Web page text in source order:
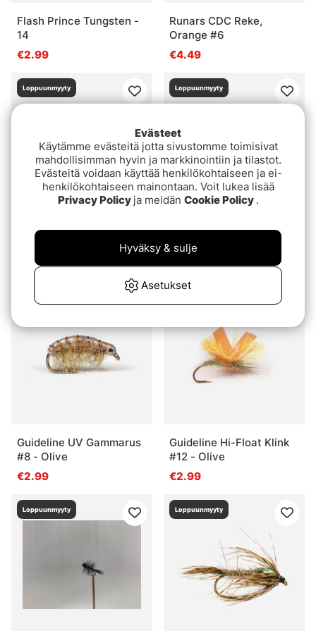
Flash Prince Tungsten -
14
€2.99
Runars CDC Reke,
Orange #6
€4.49
Loppuunmyyty
Leoshrimp Pink #6
Loppuunmyyty
Guideline UV Gammarus
#8 - Orange
€2.99
Loppuunmyyty
Guideline UV Gammarus
#8 - Olive
€2.99
Guideline Hi-Float Klink
#12 - Olive
€2.99
Loppuunmyyty Loppuunmyyty
Evästeet
Käytämme evästeitä jotta sivustomme toimisivat
mahdollisimman hyvin ja markkinointiin ja tilastot.
Evästeitä voidaan käyttää henkilökohtaiseen ja ei-
henkilökohtaiseen mainontaan. Voit lukea lisää
Privacy Policy ja meidän Cookie Policy .
Asetukset
Hyväksy & sulje